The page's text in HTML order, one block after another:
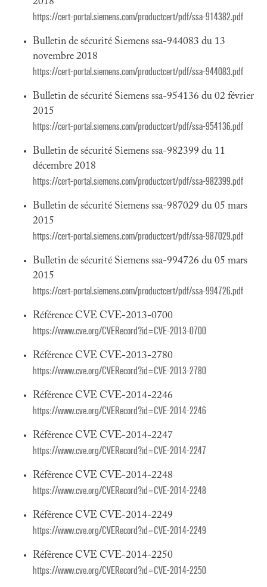
https://cert-portal.siemens.com/productcert/pdf/ssa-914382.pdf
Bulletin de sécurité Siemens ssa-944083 du 13
novembre 2018
https://cert-portal.siemens.com/productcert/pdf/ssa-944083.pdf
Bulletin de sécurité Siemens ssa-954136 du 02 février
2015
https://cert-portal.siemens.com/productcert/pdf/ssa-954136.pdf
Bulletin de sécurité Siemens ssa-982399 du 11
décembre 2018
https://cert-portal.siemens.com/productcert/pdf/ssa-982399.pdf
Bulletin de sécurité Siemens ssa-987029 du 05 mars
2015
https://cert-portal.siemens.com/productcert/pdf/ssa-987029.pdf
Bulletin de sécurité Siemens ssa-994726 du 05 mars
2015
https://cert-portal.siemens.com/productcert/pdf/ssa-994726.pdf
Référence CVE CVE-2013-0700
https://www.cve.org/CVERecord?id=CVE-2013-0700
Référence CVE CVE-2013-2780
https://www.cve.org/CVERecord?id=CVE-2013-2780
Référence CVE CVE-2014-2246
https://www.cve.org/CVERecord?id=CVE-2014-2246
Référence CVE CVE-2014-2247
https://www.cve.org/CVERecord?id=CVE-2014-2247
Référence CVE CVE-2014-2248
https://www.cve.org/CVERecord?id=CVE-2014-2248
Référence CVE CVE-2014-2249
https://www.cve.org/CVERecord?id=CVE-2014-2249
Référence CVE CVE-2014-2250
https://www.cve.org/CVERecord?id=CVE-2014-2250